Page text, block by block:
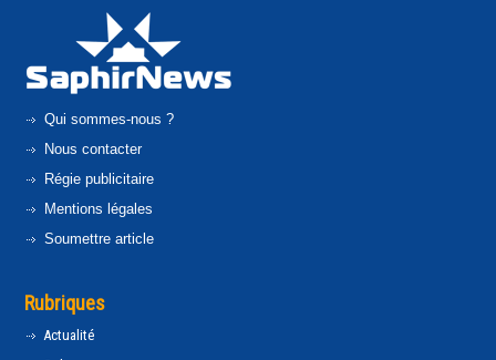
Qui sommes-nous ?
Nous contacter
Régie publicitaire
Mentions légales
Soumettre article
Rubriques
Actualité